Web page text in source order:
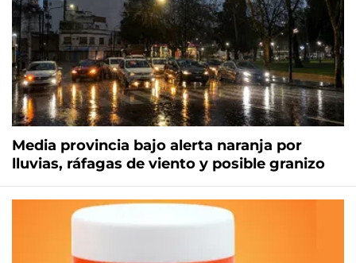
Media provincia bajo alerta naranja por
lluvias, ráfagas de viento y posible granizo